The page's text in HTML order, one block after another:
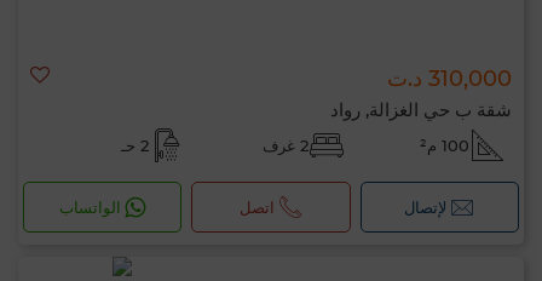
310,000 د.ت
شقة ب حي الغزالة, رواد
100 م² 2 غرف 2 حـ
لإتصال اتصل الواتساب